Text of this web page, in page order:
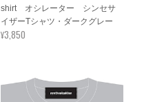
shirt オシレーター シンセサ
イザーTシャツ・ダークグレー
¥3,850